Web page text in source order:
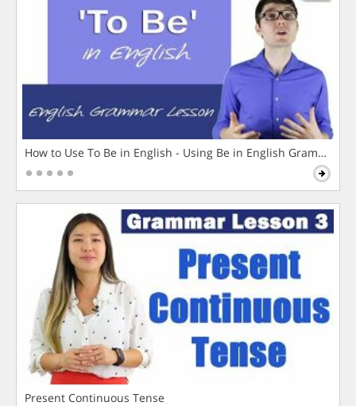
How to Use To Be in English - Using Be in English Grammar
Present Continuous Tense